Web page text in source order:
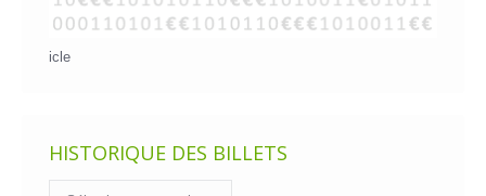
icle
HISTORIQUE DES BILLETS